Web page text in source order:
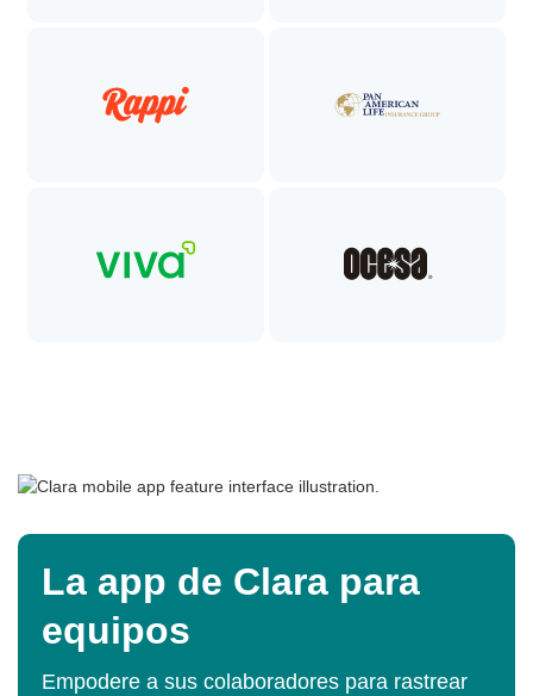
La app de Clara para
equipos
Empodere a sus colaboradores para rastrear